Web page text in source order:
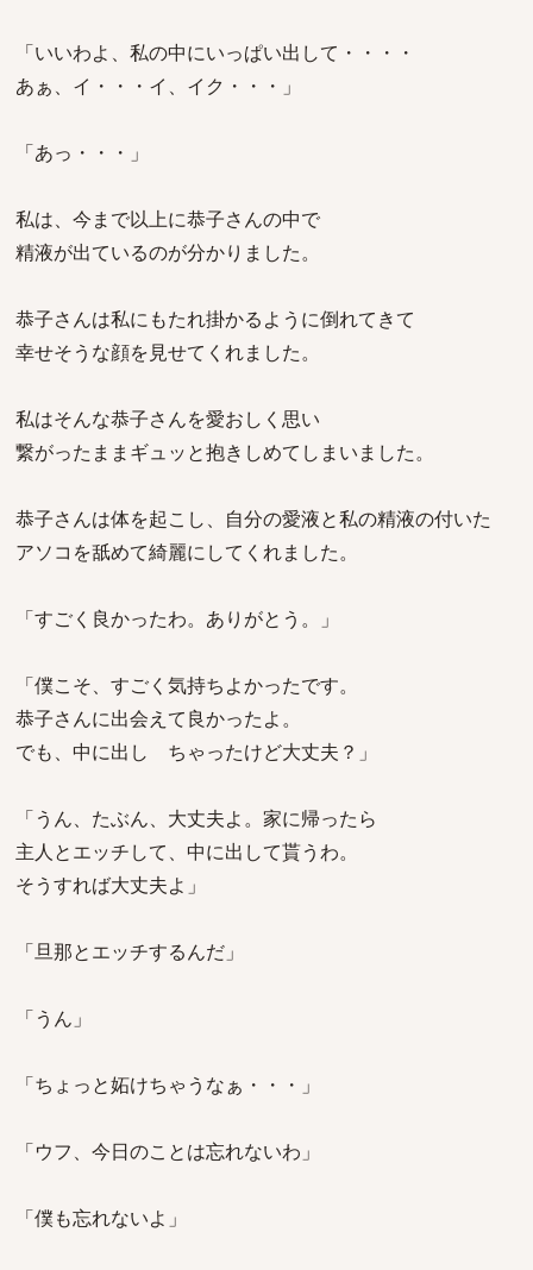
「いいわよ、私の中にいっぱい出して・・・・
あぁ、イ・・・イ、イク・・・」
「あっ・・・」
私は、今まで以上に恭子さんの中で
精液が出ているのが分かりました。
恭子さんは私にもたれ掛かるように倒れてきて
幸せそうな顔を見せてくれました。
私はそんな恭子さんを愛おしく思い
繋がったままギュッと抱きしめてしまいました。
恭子さんは体を起こし、自分の愛液と私の精液の付いた
アソコを舐めて綺麗にしてくれました。
「すごく良かったわ。ありがとう。」
「僕こそ、すごく気持ちよかったです。
恭子さんに出会えて良かったよ。
でも、中に出し ちゃったけど大丈夫？」
「うん、たぶん、大丈夫よ。家に帰ったら
主人とエッチして、中に出して貰うわ。
そうすれば大丈夫よ」
「旦那とエッチするんだ」
「うん」
「ちょっと妬けちゃうなぁ・・・」
「ウフ、今日のことは忘れないわ」
「僕も忘れないよ」